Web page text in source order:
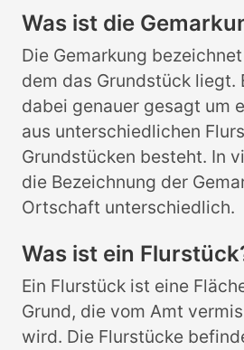
Was ist die
Die Gemarkung
dem das Grundstück liegt.
dabei genauer gesagt um
aus unterschiedlichen
Grundstücken besteht. In
die Bezeichnung der
Ortschaft unterschiedlich.
Was ist ein
Ein Flurstück ist eine
Grund, die vom Amt
wird. Die Flurstücke